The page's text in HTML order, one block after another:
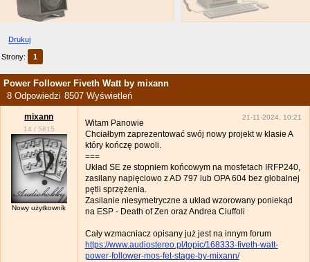
Drukuj
Strony: 1
Power Follower Fiveth Watt by mixann
8 Odpowiedzi 8507 Wyświetleń
mixann
14 / 5815
Nowy użytkownik
21-11-2024, 10:21
Witam Panowie
Chciałbym zaprezentować swój nowy projekt w klasie A
który kończę powoli.
===
Układ SE ze stopniem końcowym na mosfetach IRFP240,
zasilany napięciowo z AD 797 lub OPA 604 bez globalnej
pętli sprzężenia.
Zasilanie niesymetryczne a układ wzorowany poniekąd
na ESP - Death of Zen oraz Andrea Ciuffoli
Cały wzmacniacz opisany już jest na innym forum
https://www.audiostereo.pl/topic/168333-fiveth-watt-
power-follower-mos-fet-stage-by-mixann/